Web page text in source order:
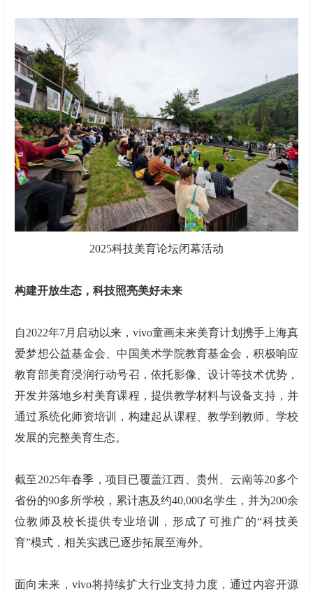
2025科技美育论坛闭幕活动
构建开放生态 ， 科技照亮美好未来
自2022年7月启动以来，vivo童画未来美育计划携手上海真
爱梦想公益基金会、中国美术学院教育基金会，积极响应
教育部美育浸润行动号召，依托影像、设计等技术优势，
开发并落地乡村美育课程，提供教学材料与设备支持，并
通过系统化师资培训，构建起从课程、教学到教师、学校
发展的完整美育生态。
截至2025年春季，项目已覆盖江西、贵州、云南等20多个
省份的90多所学校，累计惠及约40,000名学生，并为200余
位教师及校长提供专业培训，形成了可推广的“科技美
育”模式，相关实践已逐步拓展至海外。
面向未来，vivo将持续扩大行业支持力度，通过内容开源